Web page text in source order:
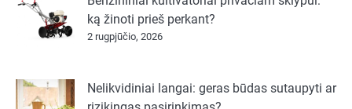
ką žinoti prieš perkant?
2 rugpjūčio, 2026
Nelikvidiniai langai: geras būdas sutaupyti ar